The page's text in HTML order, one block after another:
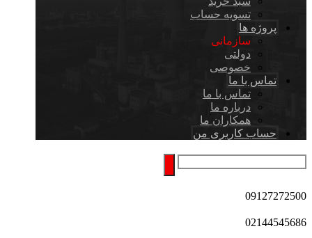
تسویه حساب
پروژه ها
سازمانی
دولتی
خصوصی
تماس با ما
تماس با ما
درباره ما
همکاران ما
حساب کاربری من
09127272500
02144545686